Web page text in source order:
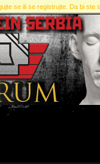
se ili se registrujte. Da bi ste